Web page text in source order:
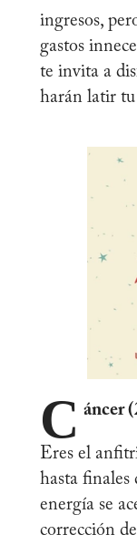
ingresos,
gastos
te invita a
harán latir
C áncer
Eres el
hasta finales
energía se
corrección